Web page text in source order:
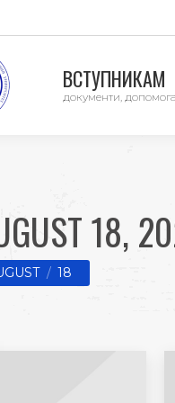
ВСТУПНИКАМ
документи, допомога
18,
18